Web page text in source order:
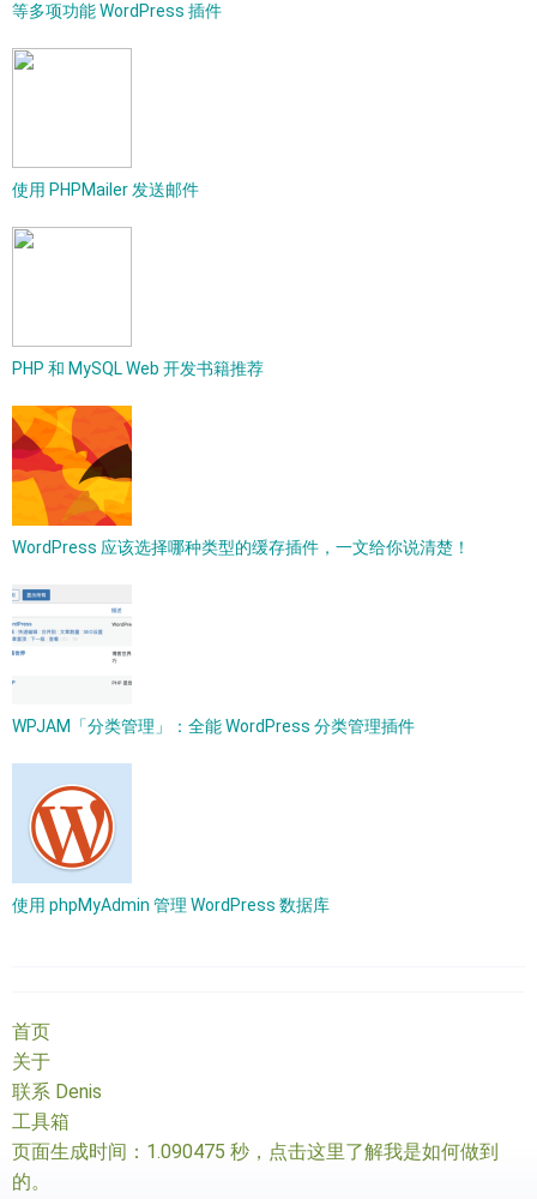
等多项功能 WordPress 插件
使用 PHPMailer 发送邮件
PHP 和 MySQL Web 开发书籍推荐
WordPress 应该选择哪种类型的缓存插件，一文给你说清楚！
WPJAM「分类管理」：全能 WordPress 分类管理插件
使用 phpMyAdmin 管理 WordPress 数据库
首页
关于
联系 Denis
工具箱
页面生成时间：1.090475 秒， 点击这里了解我是如何做到
的。